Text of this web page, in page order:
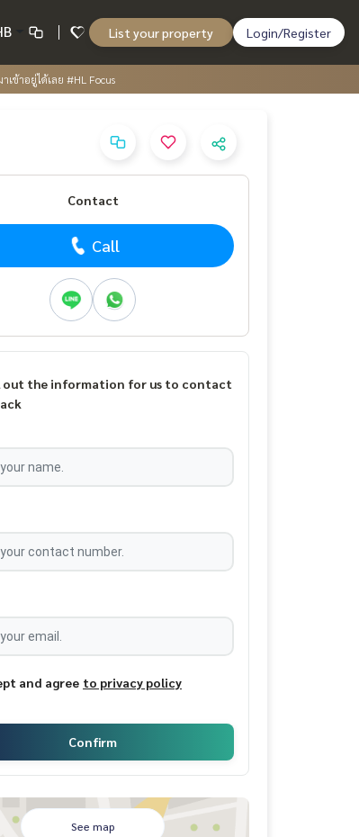
List your property Login/Register
เข้าอยู่ได้เลย #HL Focus
Contact
Call
out the information for us to contact
and agree to privacy policy
Confirm
See map